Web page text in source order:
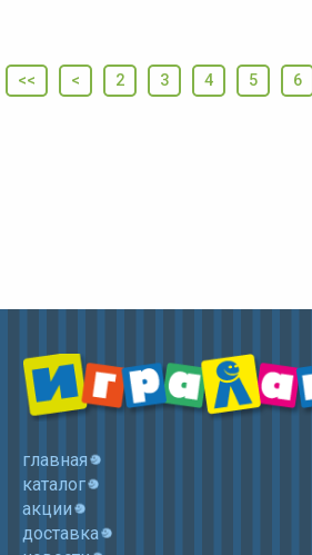
<< < 2 3 4 5 6
главная
каталог
акции
доставка